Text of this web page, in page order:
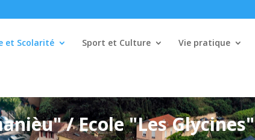
et Scolarité Sport et Culture Vie pratique
/ Ecole "Les Glycines"